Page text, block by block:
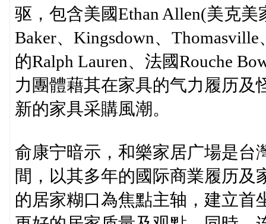
驱，包含美國Ethan Allen(美克
Baker、Kingsdown、
的Ralph Lauren、法國Rouche
力團體藉其在家具的气力履历及
新的家具采購風潮。
俞康宁暗示，和樂家居广場是台
間，以其多年的國际商業履历及
的居家糊口為焦點主轴，建立首